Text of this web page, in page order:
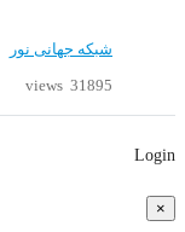
شبکه جهانی نور
31895 views
Login
×